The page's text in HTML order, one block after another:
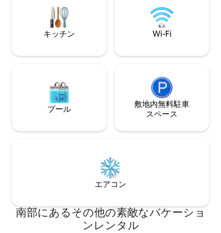
エアコン付きシャ
キッチン Wi-Fi
プール
敷地内無料駐⁠車
ス⁠ペ⁠ー⁠ス
エアコン
南部にあるその他の素敵なバケーショ
ンレンタル